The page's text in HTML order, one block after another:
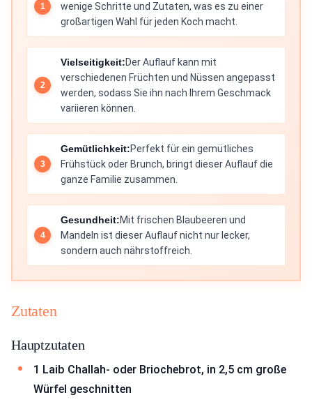
wenige Schritte und Zutaten, was es zu einer
großartigen Wahl für jeden Koch macht.
Vielseitigkeit:Der Auflauf kann mit
verschiedenen Früchten und Nüssen angepasst
werden, sodass Sie ihn nach Ihrem Geschmack
variieren können.
Gemütlichkeit:Perfekt für ein gemütliches
Frühstück oder Brunch, bringt dieser Auflauf die
ganze Familie zusammen.
Gesundheit:Mit frischen Blaubeeren und
Mandeln ist dieser Auflauf nicht nur lecker,
sondern auch nährstoffreich.
Zutaten
Hauptzutaten
1 Laib Challah- oder Briochebrot, in 2,5 cm große
Würfel geschnitten